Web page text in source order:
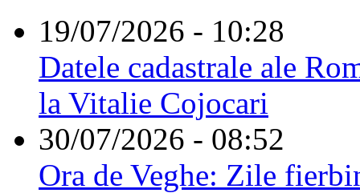
19/07/2026 - 10:28
Datele cadastrale ale
la Vitalie Cojocari
30/07/2026 - 08:52
Ora de Veghe: Zile